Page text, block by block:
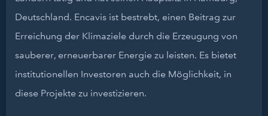
Deutschland. Encavis ist bestrebt, einen Beitrag zur
Erreichung der Klimaziele durch die Erzeugung von
sauberer, erneuerbarer Energie zu leisten. Es bietet
institutionellen Investoren auch die Möglichkeit, in
diese Projekte zu investizieren.